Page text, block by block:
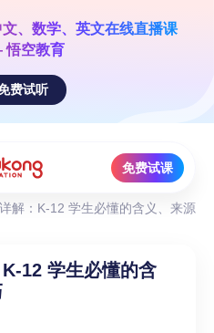
文、数学、英文在线直播课
空教育
费试听
免费试课
解：K-12 学生必懂的含义、来源
12 学生必懂的含